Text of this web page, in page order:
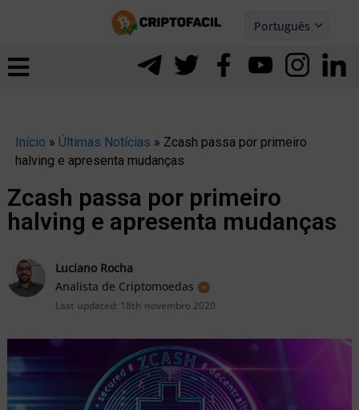
Português
Español
Início » Últimas Notícias » Zcash passa por primeiro
halving e apresenta mudanças
Zcash passa por primeiro
halving e apresenta mudanças
Luciano Rocha
Analista de Criptomoedas
Last updated: 18th novembro 2020